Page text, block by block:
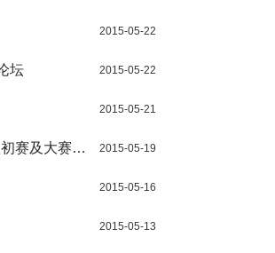
2015-05-22
坛 2015-05-22
2015-05-21
赛及大赛
2015-05-19
2015-05-16
2015-05-13